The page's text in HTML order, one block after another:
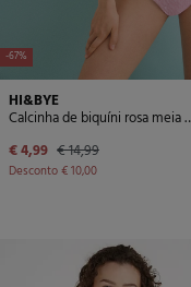
-67%
HI&BYE
Calcinha de
€ 4,99 € 14,99
Desconto€ 10,00